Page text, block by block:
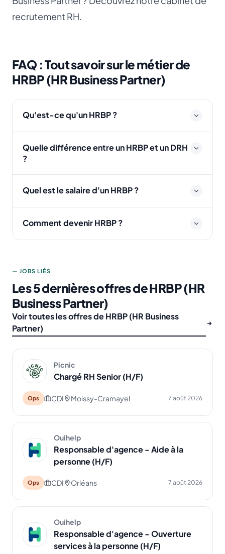
recrutement RH.
FAQ : Tout savoir sur le métier de
HRBP (HR Business Partner)
Qu'est-ce qu'un HRBP ?
Quelle différence entre un HRBP et un DRH
?
Quel est le salaire d'un HRBP ?
Comment devenir HRBP ?
— JOBS LIÉS
Les 5 dernières offres de HRBP (HR
Business Partner)
Voir toutes les offres de HRBP (HR Business
Partner)
Picnic
Chargé RH Senior (H/F)
Ops CDI Moissy-Cramayel 7 août 2026
Ouihelp
Responsable d'agence - Aide à la
personne (H/F)
Ops CDI Orléans 7 août 2026
Ouihelp
Responsable d'agence - Ouverture
services à la personne (H/F)